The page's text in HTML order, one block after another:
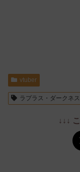
vtuber
ラプラス・ダークネス
↓↓↓